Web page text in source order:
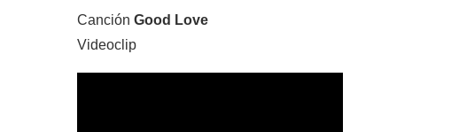
Canción Good Love
Videoclip